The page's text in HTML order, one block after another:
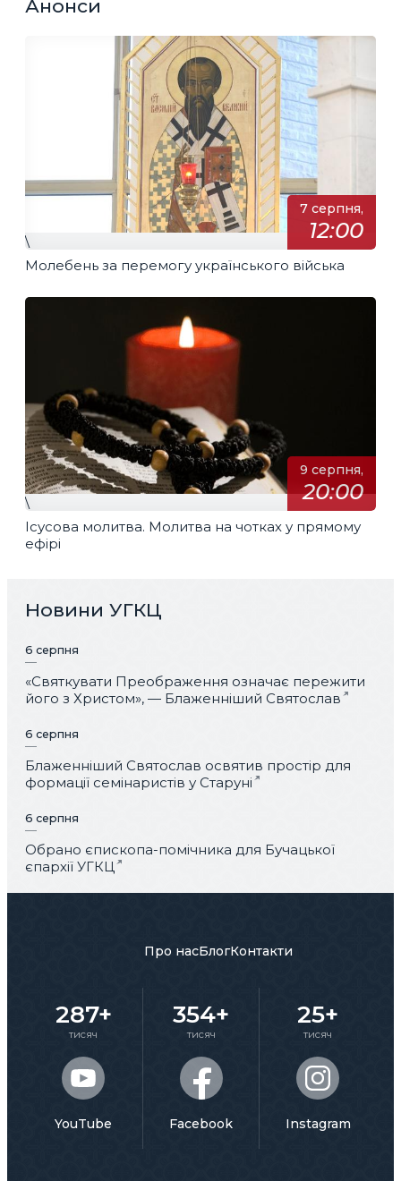
Анонси
7 серпня,
12:00
\
Молебень за перемогу українського війська
9 серпня,
20:00
\
Ісусова молитва. Молитва на чотках у прямому
ефірі
Новини УГКЦ
6 серпня
«Святкувати Преображення означає пережити
його з Христом», — Блаженніший Святослав
6 серпня
Блаженніший Святослав освятив простір для
формації семінаристів у Старуні
6 серпня
Обрано єпископа-помічника для Бучацької
єпархії УГКЦ
Про насБлогКонтакти
287+
тисяч
YouTube
354+
тисяч
Facebook
25+
тисяч
Instagram